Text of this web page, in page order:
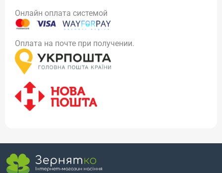
Онлайн оплата системой
Оплата на почте при получении.